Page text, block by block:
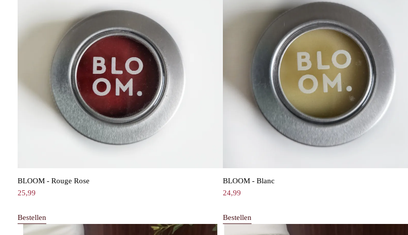
BLOOM - Rouge Rose
25,99
Bestellen
BLOOM - Blanc
24,99
Bestellen